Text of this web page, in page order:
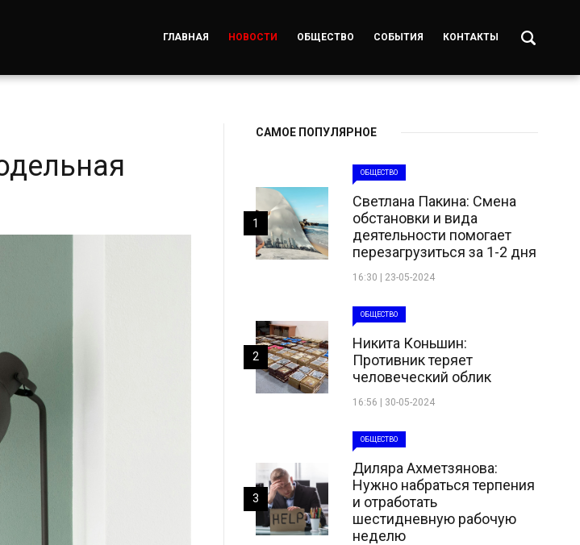
ГЛАВНАЯ НОВОСТИ ОБЩЕСТВО СОБЫТИЯ КОНТАКТЫ
САМОЕ ПОПУЛЯРНОЕ
ОБЩЕСТВО
Светлана Пакина: Смена
обстановки и вида
деятельности помогает
перезагрузиться за 1-2 дня
16:30 | 23-05-2024
1
ОБЩЕСТВО
Никита Коньшин:
Противник теряет
человеческий облик
16:56 | 30-05-2024
2
ОБЩЕСТВО
Диляра Ахметзянова:
Нужно набраться терпения
и отработать
шестидневную рабочую
неделю
3